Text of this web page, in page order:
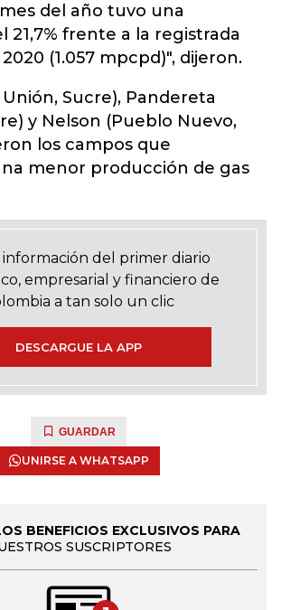
del año tuvo una
21,7% frente a la registrada
(1.057 mpcpd)", dijeron.
Sucre), Pandereta
y Nelson (Pueblo Nuevo,
los campos que
menor producción de gas
información del primer diario
empresarial y financiero de
a tan solo un clic
DESCARGUE LA APP
GUARDAR
UNIRSE A WHATSAPP
BENEFICIOS EXCLUSIVOS PARA
SUSCRIPTORES